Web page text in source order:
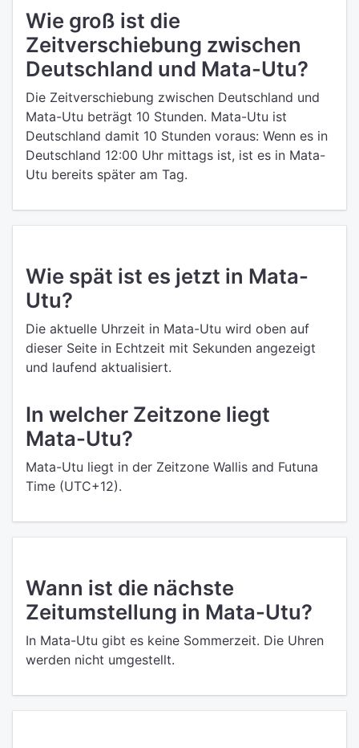
Wie groß ist die
Zeitverschiebung zwischen
Deutschland und Mata-Utu?
Die Zeitverschiebung zwischen Deutschland und
Mata-Utu beträgt 10 Stunden. Mata-Utu ist
Deutschland damit 10 Stunden voraus: Wenn es in
Deutschland 12:00 Uhr mittags ist, ist es in Mata-
Utu bereits später am Tag.
Wie spät ist es jetzt in Mata-
Utu?
Die aktuelle Uhrzeit in Mata-Utu wird oben auf
dieser Seite in Echtzeit mit Sekunden angezeigt
und laufend aktualisiert.
In welcher Zeitzone liegt
Mata-Utu?
Mata-Utu liegt in der Zeitzone Wallis and Futuna
Time (UTC+12).
Wann ist die nächste
Zeitumstellung in Mata-Utu?
In Mata-Utu gibt es keine Sommerzeit. Die Uhren
werden nicht umgestellt.